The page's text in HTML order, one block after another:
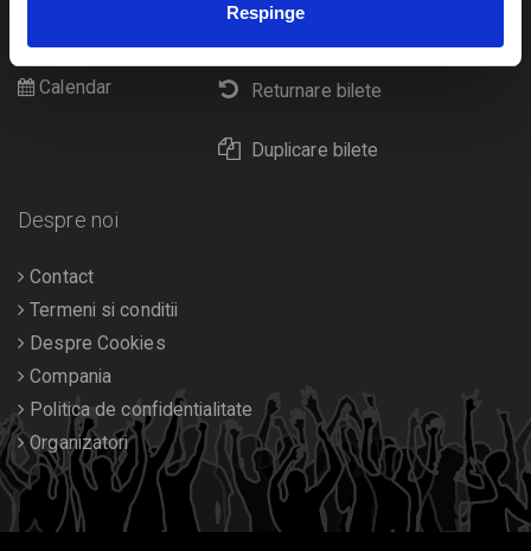
Respinge
Returnare bilete
Duplicare bilete
Diverse
Calendar
Despre noi
Contact
Termeni si conditii
Despre Cookies
Compania
Politica de confidentialitate
Organizatori